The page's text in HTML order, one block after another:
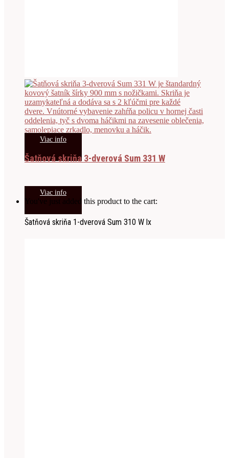
Viac info
Šatňová skriňa 3-dverová Sum 331 W
Viac info
You've just added this product to the cart:
Šatňová skriňa 1-dverová Sum 310 W lx